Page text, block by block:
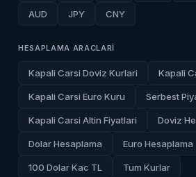
AUD JPY CNY
HESAPLAMA ARACLARI
Kapali Carsi Doviz Kurlari Kapali
Kapali Carsi Euro Kuru Serbest
Kapali Carsi Altin Fiyatlari Doviz
Dolar Hesaplama Euro Hesaplama
100 Dolar Kac TL Tum Kurlar